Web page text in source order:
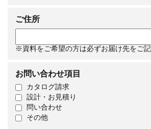
ご住所
※資料をご希望の方は必ずお届け先をご記
お問い合わせ項目
カタログ請求
設計・お見積り
問い合わせ
その他